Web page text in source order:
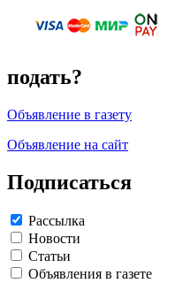
подать?
Объявление в газету
Объявление на сайт
Подписаться
Рассылка
Новости
Статьи
Объявления в газете